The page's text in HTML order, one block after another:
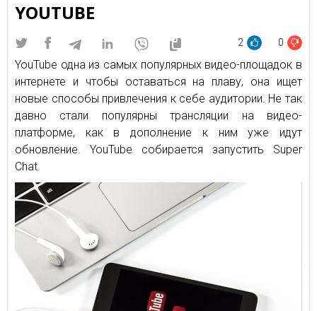
YOUTUBE
2 0
YouTube одна из самых популярных видео-площадок в
интернете и чтобы оставаться на плаву, она ищет
новые способы привлечения к себе аудитории. Не так
давно стали популярны трансляции на видео-
платформе, как в дополнение к ним уже идут
обновление. YouTube собирается запустить Super
Chat.